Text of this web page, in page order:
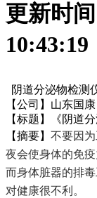
更新时
阴道分泌物检测
【公司】山东国康
【标题】《阴道
【摘要】 不要因
夜会使身体的免
而身体脏器的排
对健康很不利。